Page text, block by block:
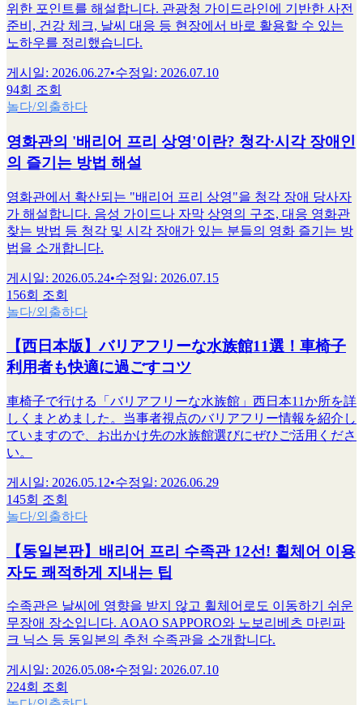
위한 포인트를 해설합니다. 관광청 가이드라인에 기반한 사전
준비, 건강 체크, 날씨 대응 등 현장에서 바로 활용할 수 있는
노하우를 정리했습니다.
게시일: 2026.06.27•수정일: 2026.07.10
94회 조회
놀다/외출하다
영화관의 '배리어 프리 상영'이란? 청각·시각 장애인
의 즐기는 방법 해설
영화관에서 확산되는 "배리어 프리 상영"을 청각 장애 당사자
가 해설합니다. 음성 가이드나 자막 상영의 구조, 대응 영화관
찾는 방법 등 청각 및 시각 장애가 있는 분들의 영화 즐기는 방
법을 소개합니다.
게시일: 2026.05.24•수정일: 2026.07.15
156회 조회
놀다/외출하다
【西日本版】バリアフリーな水族館11選！車椅子
利用者も快適に過ごすコツ
車椅子で行ける「バリアフリーな水族館」西日本11か所を詳
しくまとめました。当事者視点のバリアフリー情報を紹介し
ていますので、お出かけ先の水族館選びにぜひご活用くださ
い。
게시일: 2026.05.12•수정일: 2026.06.29
145회 조회
놀다/외출하다
【동일본판】배리어 프리 수족관 12선! 휠체어 이용
자도 쾌적하게 지내는 팁
수족관은 날씨에 영향을 받지 않고 휠체어로도 이동하기 쉬운
무장애 장소입니다. AOAO SAPPORO와 노보리베츠 마린파
크 닉스 등 동일본의 추천 수족관을 소개합니다.
게시일: 2026.05.08•수정일: 2026.07.10
224회 조회